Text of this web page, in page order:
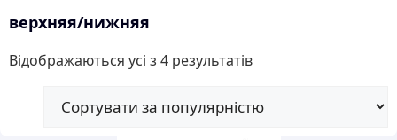
верхняя/нижняя
Відображаються усі з 4 результатівSorted
popularity